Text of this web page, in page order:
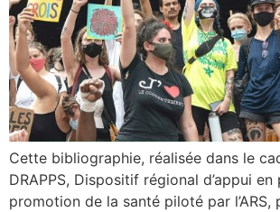
Cette bibliographie, réalisée dans le
DRAPPS, Dispositif régional d’appui
promotion de la santé piloté par l’ARS,